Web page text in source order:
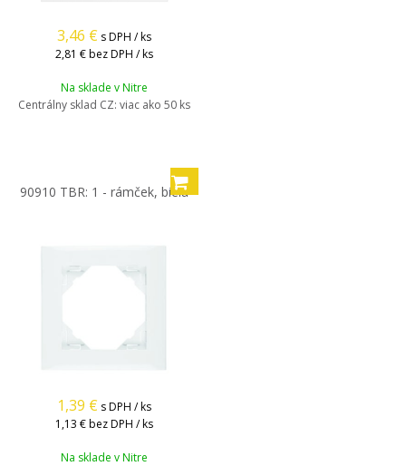
3,46 € s DPH / ks
2,81 € bez DPH / ks
Na sklade v Nitre
Centrálny sklad CZ: viac ako 50 ks
90910 TBR: 1 - rámček, biela
1,39 € s DPH / ks
1,13 € bez DPH / ks
Na sklade v Nitre